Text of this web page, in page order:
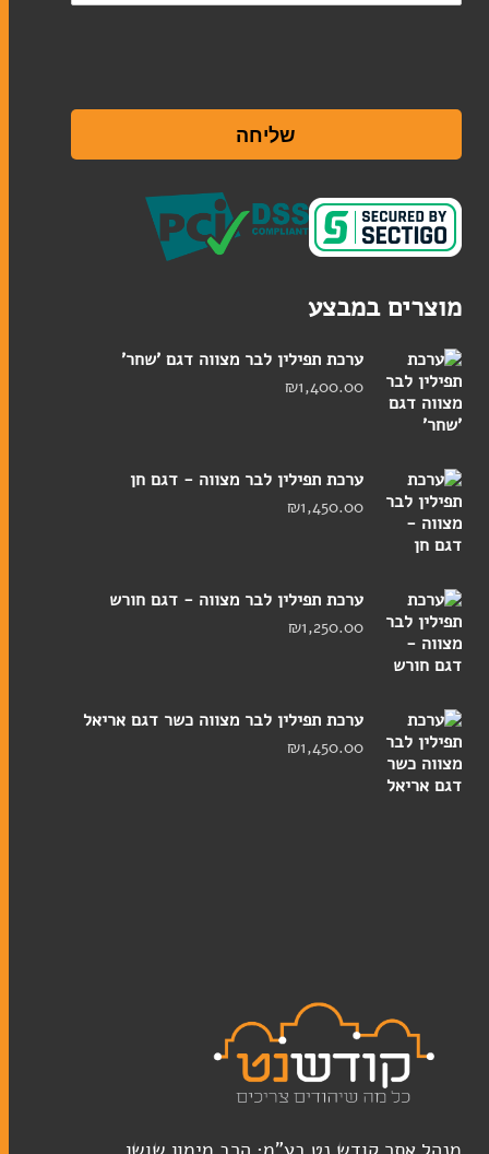
שליחה
מוצרים במבצע
ערכת תפילין לבר מצווה דגם 'שחר'
₪1,400.00
ערכת תפילין לבר מצווה - דגם חן
₪1,450.00
ערכת תפילין לבר מצווה - דגם חורש
₪1,250.00
ערכת תפילין לבר מצווה כשר דגם אריאל
₪1,450.00
ערכות מזוזות
סוגי תפילין
ערכות תפילין לבר מצווה
מזכרות
פסח
סוגי טליתות
תיקים לטלית ולתפילין